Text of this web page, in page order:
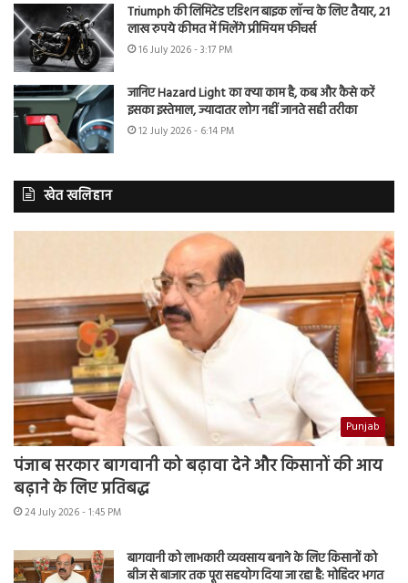
Triumph की लिमिटेड एडिशन बाइक लॉन्च के लिए तैयार, 21
लाख रुपये कीमत में मिलेंगे प्रीमियम फीचर्स
16 July 2026 - 3:17 PM
जानिए Hazard Light का क्या काम है, कब और कैसे करें
इसका इस्तेमाल, ज्यादातर लोग नहीं जानते सही तरीका
12 July 2026 - 6:14 PM
खेत खलिहान
Punjab
पंजाब सरकार बागवानी को बढ़ावा देने और किसानों की आय
बढ़ाने के लिए प्रतिबद्ध
24 July 2026 - 1:45 PM
बागवानी को लाभकारी व्यवसाय बनाने के लिए किसानों को
बीज से बाजार तक पूरा सहयोग दिया जा रहा है: मोहिंदर भगत